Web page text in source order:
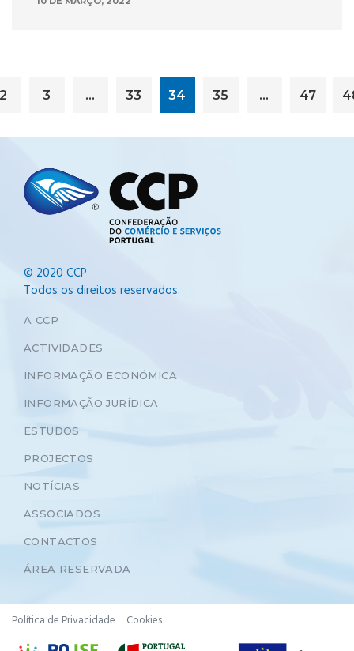
2 3 … 33 34 35 … 47
© 2020 CCP
Todos os direitos reservados.
A CCP
ACTIVIDADES
INFORMAÇÃO ECONÓMICA
INFORMAÇÃO JURÍDICA
ESTUDOS
PROJECTOS
NOTÍCIAS
ASSOCIADOS
CONTACTOS
ÁREA RESERVADA
Política de Privacidade Cookies